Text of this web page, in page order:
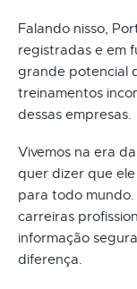
Falando nisso,
registradas e em
grande potencial
treinamentos
dessas empresas.
Vivemos na era
quer dizer que
para todo mundo.
carreiras
informação
diferença.